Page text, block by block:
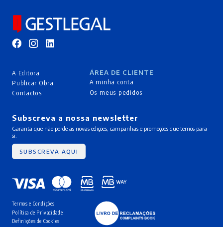
A Editora
Publicar Obra
Contactos
ÁREA DE CLIENTE
A minha conta
Os meus pedidos
Subscreva a nossa newsletter
Garanta que não perde as novas edições, campanhas e promoções que temos para
si.
SUBSCREVA AQUI
Termos e Condições
Política de Privacidade
Definições de Cookies